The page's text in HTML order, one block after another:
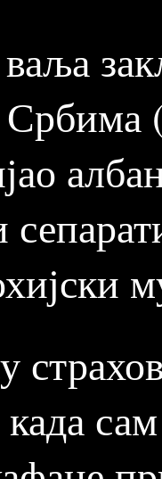
Србима